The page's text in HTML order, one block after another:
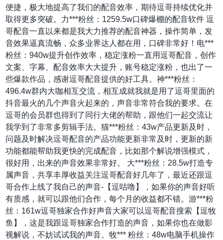
便捷，极大地提高了我们的配音效率，期待逗哥持续优化并
取得更多突破。力***粉丝：1259.5w口碑爆棚的配音软件 逗
哥配音一直以来都是我大力推荐的配音神器，操作简单，发
音效果逼真流畅，众多业界达人都在用，口碑非常好！电***
粉丝：940w提升创作效率，稳定涨粉一直用逗哥配音，创作
文案、字幕、配音效率大大提升，账号稳定涨粉，也出了一
些爆款作品，感谢逗哥配音提供的好工具。神***粉丝：
496.4w群内大咖相互交流，相互成就我就是用了逗哥里面的
抖音最火的几个声音火起来的，声音非常符合我的要求。在
逗哥的会员群也得到了同行大佬的帮助，跟他们一起交流让
我学到了非常多剪辑手法。猫***粉丝：43w产品更新及时，
问题及时解决逗哥配音的产品功能更新非常及时，更新的新
功能都能帮助我更快的完成配音，比如那个解说增强模式，
很好用，出来的声音效果非常好。 大***粉丝：28.5w打造专
属声音，共享丰厚收益关注逗哥配音好几年了，最近还跟逗
哥合作上线了我自己的声音-【逗咕噜】，如果你的声音好听
有质感，就可以跟他们合作，每个月的收益都不错。游***粉
丝：161w逗哥独家合作好声音大家可以逗哥配音搜索【逗牧
鱼】，这是我跟逗哥独家合作打造的声音，如果你也在做影
视解说，不妨试试我的声音。牧*** 粉丝：48w电脑手机操作